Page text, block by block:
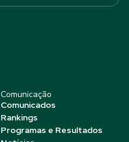
Comunicação
Comunicados
Rankings
Programas e Resultados